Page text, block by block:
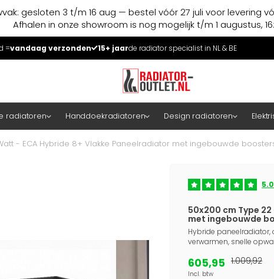
gesloten 3 t/m 16 aug — bestel vóór 27 juli voor levering
Afhalen in onze showroom is nog mogelijk t/m 1 augustus,
=vandaag verzonden 15+ jaarde radiator specialist in NL & BE
radiatoren Handdoekradiatoren Design radiatoren
- ECA Hybride 8+ Vlakke Paneelradiator met ingebouwde
50x200 cm Type
met ingebouwde
Hybride paneelradiator,
verwarmen, snelle
605,95
Incl. btw
1.009,92